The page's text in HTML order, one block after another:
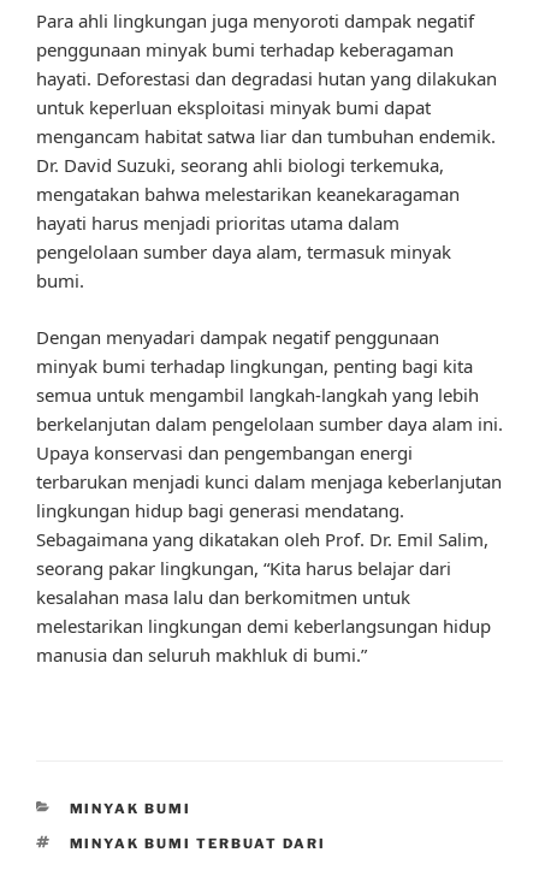
Para ahli lingkungan juga menyoroti dampak negatif
penggunaan minyak bumi terhadap keberagaman
hayati. Deforestasi dan degradasi hutan yang dilakukan
untuk keperluan eksploitasi minyak bumi dapat
mengancam habitat satwa liar dan tumbuhan endemik.
Dr. David Suzuki, seorang ahli biologi terkemuka,
mengatakan bahwa melestarikan keanekaragaman
hayati harus menjadi prioritas utama dalam
pengelolaan sumber daya alam, termasuk minyak
bumi.
Dengan menyadari dampak negatif penggunaan
minyak bumi terhadap lingkungan, penting bagi kita
semua untuk mengambil langkah-langkah yang lebih
berkelanjutan dalam pengelolaan sumber daya alam ini.
Upaya konservasi dan pengembangan energi
terbarukan menjadi kunci dalam menjaga keberlanjutan
lingkungan hidup bagi generasi mendatang.
Sebagaimana yang dikatakan oleh Prof. Dr. Emil Salim,
seorang pakar lingkungan, “Kita harus belajar dari
kesalahan masa lalu dan berkomitmen untuk
melestarikan lingkungan demi keberlangsungan hidup
manusia dan seluruh makhluk di bumi.”
CATEGORIES
MINYAK BUMI
TAGS
MINYAK BUMI TERBUAT DARI